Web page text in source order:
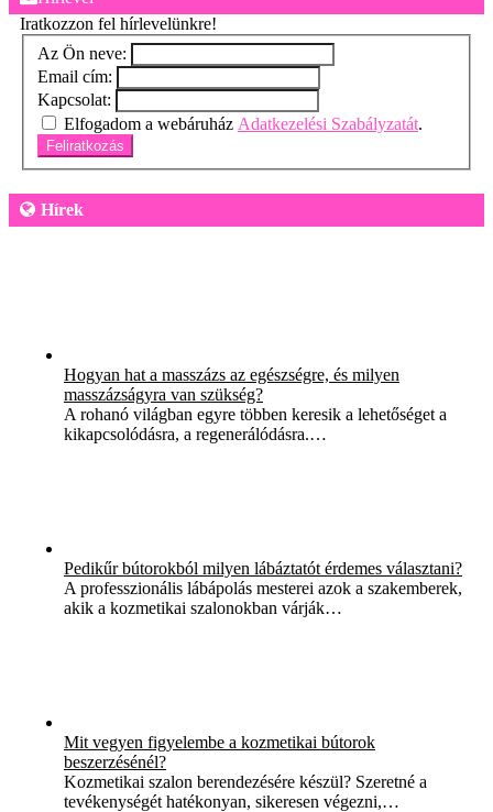
Iratkozzon fel hírlevelünkre!
Az Ön neve:
Email cím:
Kapcsolat:
Elfogadom a webáruház Adatkezelési Szabályzatát.
Feliratkozás
Hírek
Hogyan hat a masszázs az egészségre, és milyen
masszázságyra van szükség?
A rohanó világban egyre többen keresik a lehetőséget a
kikapcsolódásra, a regenerálódásra.…
Pedikűr bútorokból milyen lábáztatót érdemes választani?
A professzionális lábápolás mesterei azok a szakemberek,
akik a kozmetikai szalonokban várják…
Mit vegyen figyelembe a kozmetikai bútorok
beszerzésénél?
Kozmetikai szalon berendezésére készül? Szeretné a
tevékenységét hatékonyan, sikeresen végezni,…